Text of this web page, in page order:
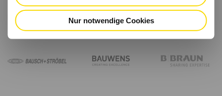
Nur notwendige Cookies